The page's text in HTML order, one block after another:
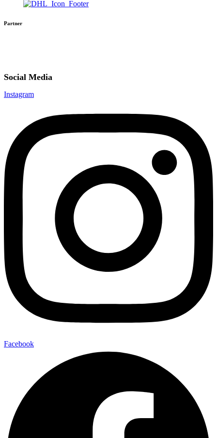
Partner
Social Media
Instagram
Facebook